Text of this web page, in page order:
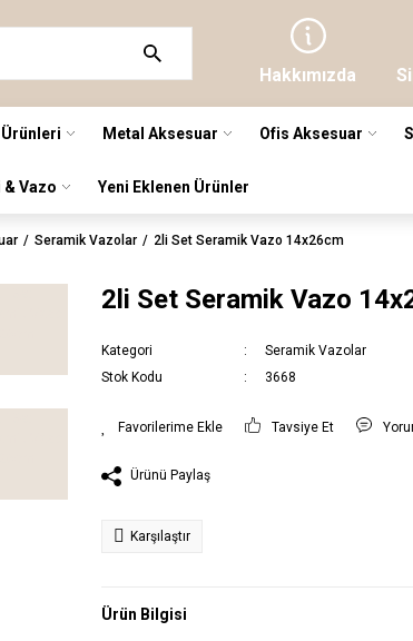
Hakkımızda
Ürünleri Metal Aksesuar Ofis Aksesuar
& Vazo Yeni Eklenen Ürünler
Seramik Vazolar 2li Set Seramik Vazo 14x26cm
2li Set Seramik Vazo
Kategori
Seramik Vazolar
Stok Kodu
3668
Tavsiye Et
Ürünü Paylaş
Karşılaştır
Ürün Bilgisi